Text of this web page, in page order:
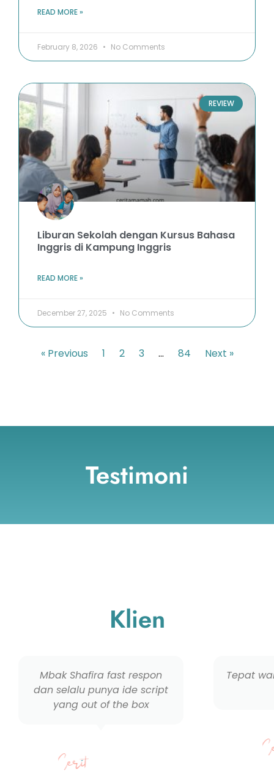
READ MORE »
February 8, 2026 No Comments
REVIEW
Liburan Sekolah dengan Kursus Bahasa
Inggris di Kampung Inggris
READ MORE »
December 27, 2025 No Comments
« Previous 1 2 3 … 84 Next »
Testimoni
Klien
Mbak Shafira fast respon
dan selalu punya ide script
yang out of the box
Tepat